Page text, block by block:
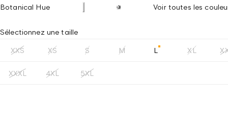
Botanical Hue Voir toutes les
Sélectionnez une taille
XXS XS S M L XL
XXXL 4XL 5XL